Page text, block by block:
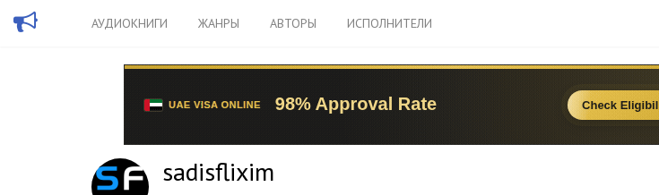
АУДИОКНИГИ ЖАНРЫ АВТОРЫ ИСПОЛНИТЕЛИ
sadisflixim